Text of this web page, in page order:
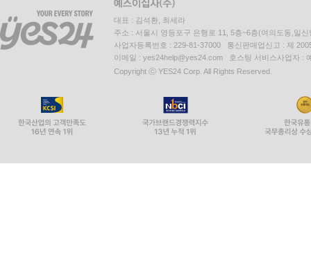
대표 : 김석환, 최세라
주소 : 서울시 영등포구 은행로 11, 5층~6층(여의도동,일신
사업자등록번호 : 229-81-37000 통신판매업신고 : 제
이메일 : yes24help@yes24.com 호스팅 서비스사업자 :
Copyright ⓒ YES24 Corp. All Rights Reserved.